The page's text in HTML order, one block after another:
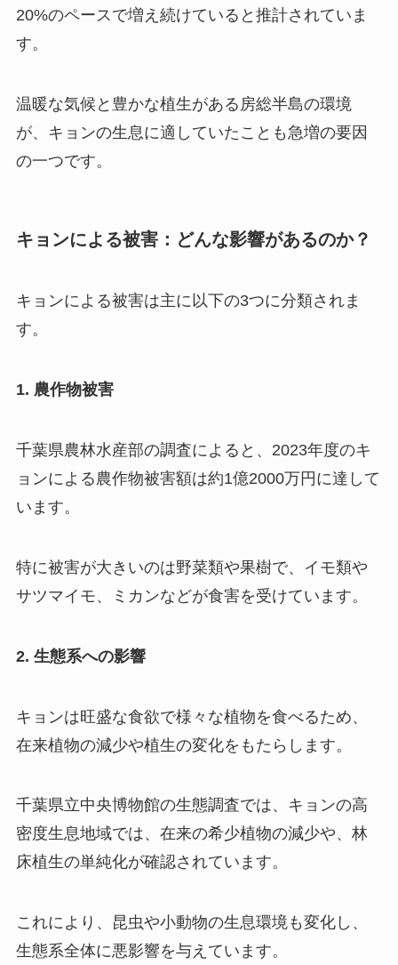
20%のペースで増え続けていると推計されていま
す。
温暖な気候と豊かな植生がある房総半島の環境
が、キョンの生息に適していたことも急増の要因
の一つです。
キョンによる被害：どんな影響があるのか？
キョンによる被害は主に以下の3つに分類されま
す。
1. 農作物被害
千葉県農林水産部の調査によると、2023年度のキ
ョンによる農作物被害額は約1億2000万円に達して
います。
特に被害が大きいのは野菜類や果樹で、イモ類や
サツマイモ、ミカンなどが食害を受けています。
2. 生態系への影響
キョンは旺盛な食欲で様々な植物を食べるため、
在来植物の減少や植生の変化をもたらします。
千葉県立中央博物館の生態調査では、キョンの高
密度生息地域では、在来の希少植物の減少や、林
床植生の単純化が確認されています。
これにより、昆虫や小動物の生息環境も変化し、
生態系全体に悪影響を与えています。